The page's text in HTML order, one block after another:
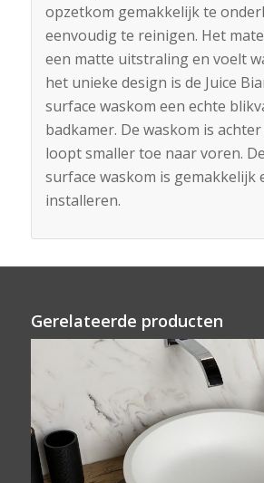
opzetkom gemakkelijk te
eenvoudig te reinigen. Het
een matte uitstraling en voelt
het unieke design is de Juice
surface waskom een echte
badkamer. De waskom is
loopt smaller toe naar voren.
surface waskom is gemakkelijk
installeren.
Gerelateerde producten